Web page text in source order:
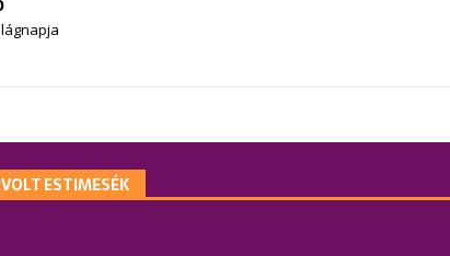
ESTIMESÉK